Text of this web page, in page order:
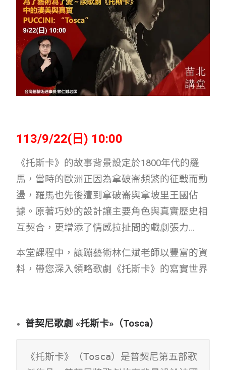
113/9/22(日) 10:00
《托斯卡》的故事背景設定於1800年代的羅
馬，當時的歐洲正因為拿破崙頻繁的征戰而動
盪，羅馬也先後遭到拿破崙與拿坡里王國佔
據。原著巧妙的設計讓主要角色與真實歷史相
互契合，更增添了情感拉扯間的戲劇張力…
本堂課程中，讓蹦藝術林仁斌老師以豐富的資
料，帶您深入領略歌劇《托斯卡》的寫實世界
普契尼歌劇 «托斯卡»（Tosca）
《托斯卡》（Tosca）是普契尼第五部歌